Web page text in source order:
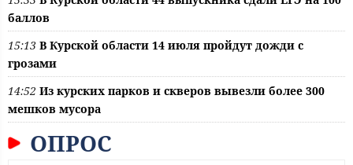
баллов
15:13 В Курской области 14 июля пройдут дожди с
грозами
14:52 Из курских парков и скверов вывезли более 300
мешков мусора
ОПРОС